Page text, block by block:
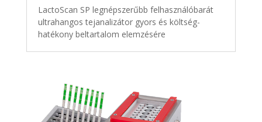
LactoScan SP legnépszerűbb felhasználóbarát
ultrahangos tejanalizátor gyors és költség-
hatékony beltartalom elemzésére